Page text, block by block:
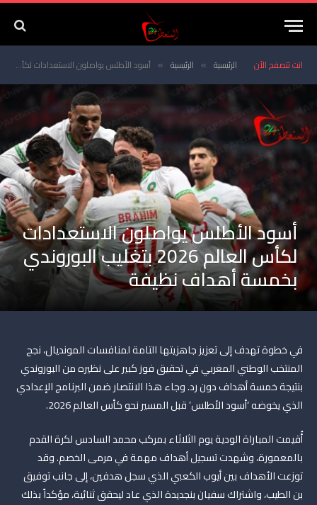
انت تتصفح الأن الرئيسية » الرئيسية » أسود الأطلس يواصلون الاستعدادات لكأس العالم 2026 بتغليب البوروندي بخمسة أهداف نظيفة
أسود الأطلس يواصلون الاستعدادات
لكأس العالم 2026 بتغليب البوروندي
بخمسة أهداف نظيفة
في خطوة تهدف إلى تعزيز جاهزيتها التامة لمنافسات المونديال، نجح
المنتخب الوطني المغربي في تحقيق فوز كبير على نظيره من البوروندي
بنتيجة خمسة أهداف دون رد. وجاء هذا الانتصار ضمن البرنامج الإعدادي
الذي يخوضه ‘أسود الأطلس’ قبل المسير نحو كأس العالم 2026.
أُقيمت المباراة الودية يوم الثلاثاء بمركب محمد السادس لكرة القدم
بالمعمورة، وشهدت تسجيل أهداف مهمة في مرمى الخصم. وقد
توزعت الأهداف بين أيوب الكعبي الذي سجل هدفين، إلى جانب توفيق
بن الطيب، واشتراك سفيان بنجديدة الذي عاد ليحقق ثنائية، مؤكداً بذلك